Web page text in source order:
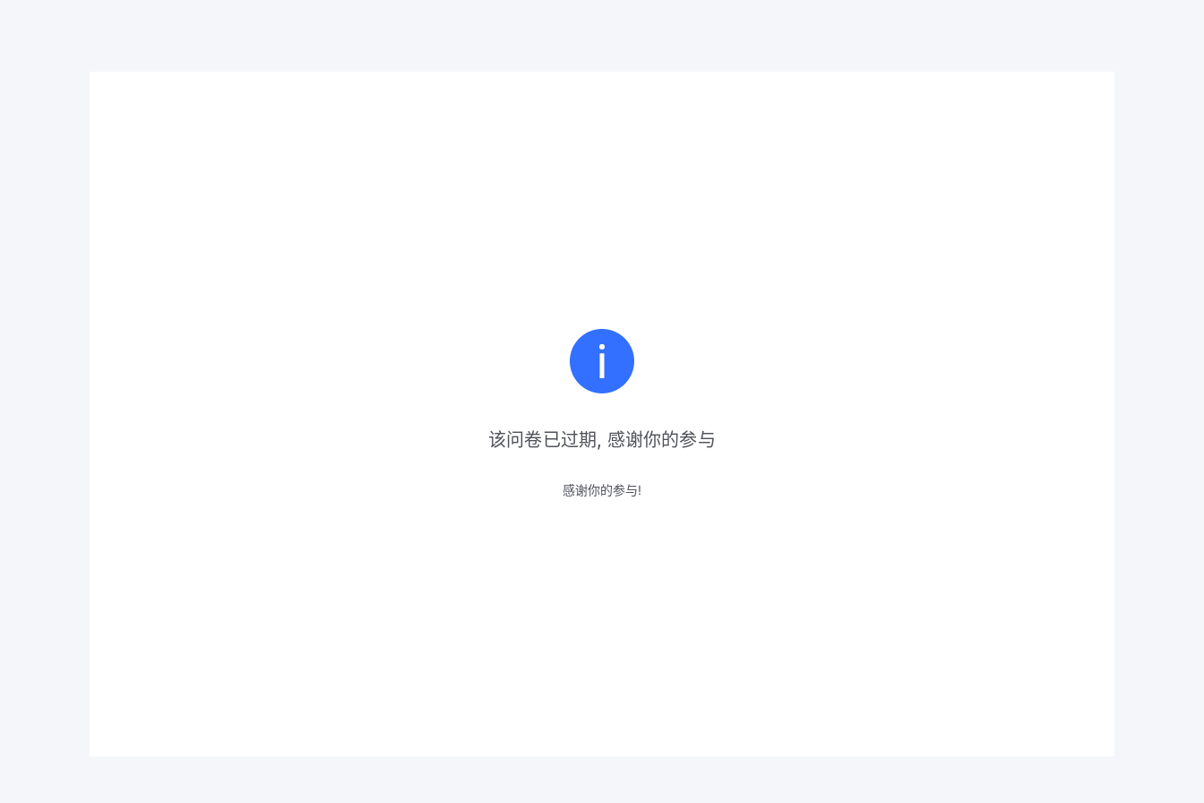
该问卷已过期, 感谢你的参与
感谢你的参与!